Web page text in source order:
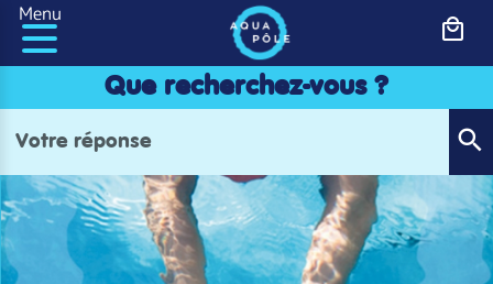
Panneau de gestion des cookies
Menu
Que recherchez-vous ?